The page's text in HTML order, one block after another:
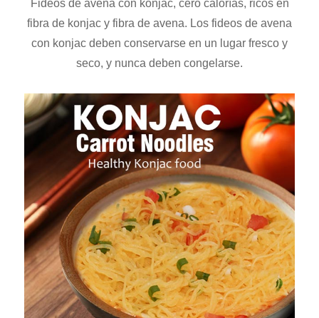
Fideos de avena con konjac, cero calorías, ricos en
fibra de konjac y fibra de avena. Los fideos de avena
con konjac deben conservarse en un lugar fresco y
seco, y nunca deben congelarse.